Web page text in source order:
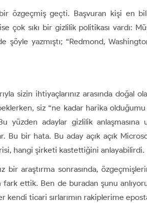
özgeçmiş geçti. Başvuran kişi en
çok sıkı bir gizlilik politikası vardı:
şöyle yazmıştı; “Redmond,
sizin ihtiyaçlarınız arasında doğal
beklerken, siz “ne kadar harika
yüzden adaylar gizlilik anlaşmasına
Bu bir hata. Bu aday açık açık
hangi şirketi kastettiğini anlayabilirdi.
bir araştırma sonrasında,
ettik. Ben de buradan şunu
kendi ticari sırlarımın rakiplerime